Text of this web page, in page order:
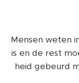
Mensen weten
is en de rest
heid gebeurd